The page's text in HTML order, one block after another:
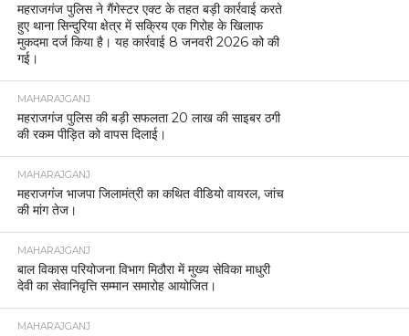
महराजगंज पुलिस ने गैंगेस्टर एक्ट के तहत बड़ी कार्रवाई करते
हुए थाना सिन्दुरिया क्षेत्र में सक्रिय एक गिरोह के खिलाफ
मुकदमा दर्ज किया है। यह कार्रवाई 8 जनवरी 2026 को की
गई।
MAHARAJGANJ
महराजगंज पुलिस की बड़ी सफलता 20 लाख की साइबर ठगी
की रकम पीड़ित को वापस दिलाई।
MAHARAJGANJ
महराजगंज भाजपा जिलामंत्री का कथित वीडियो वायरल, जांच
की मांग तेज।
MAHARAJGANJ
बाल विकास परियोजना विभाग मिठौरा में मुख्य सेविका माधुरी
देवी का सेवानिवृत्ति सम्मान समारोह आयोजित।
MAHARAJGANJ